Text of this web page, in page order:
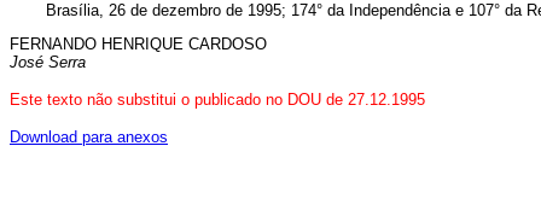
Brasília, 26 de dezembro de 1995; 174° da Independência e 107° da
FERNANDO HENRIQUE CARDOSO
José Serra
Este texto não substitui o publicado no DOU de 27.12.1995
Download para anexos